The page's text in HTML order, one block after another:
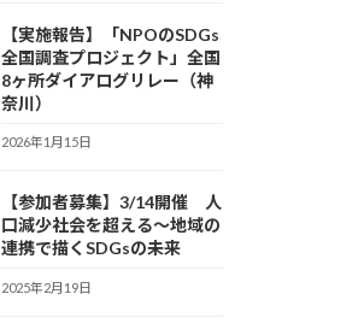
【実施報告】「NPOのSDGs
全国調査プロジェクト」全国
8ヶ所ダイアログリレー（神
奈川）
2026年1月15日
【参加者募集】3/14開催 人
口減少社会を超える～地域の
連携で描くSDGsの未来
2025年2月19日